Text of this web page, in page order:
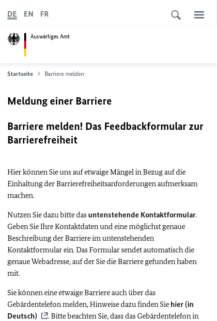
Auswärtiges Amt
DE EN FR
Startseite Barriere melden
Meldung einer Barriere
Barriere melden! Das Feedbackformular zur
Barrierefreiheit
Hier können Sie uns auf etwaige Mängel in Bezug auf die
Einhaltung der Barrierefreiheitsanforderungen aufmerksam
machen.
Nutzen Sie dazu bitte das untenstehende Kontaktformular.
Geben Sie Ihre Kontaktdaten und eine möglichst genaue
Beschreibung der Barriere im untenstehenden
Kontaktformular ein. Das Formular sendet automatisch die
genaue Webadresse, auf der Sie die Barriere gefunden haben
mit.
Sie können eine etwaige Barriere auch über das
Gebärdentelefon melden, Hinweise dazu finden Sie hier (in
Deutsch)
. Bitte beachten Sie, dass das Gebärdentelefon in